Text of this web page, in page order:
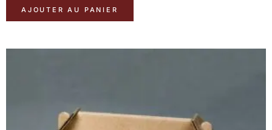
AJOUTER AU PANIER